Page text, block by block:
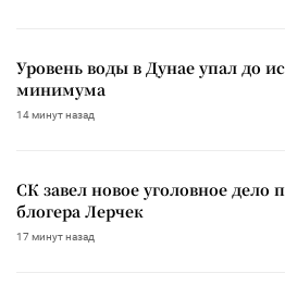
Уровень воды в Дунае упал до
минимума
14 минут назад
СК завел новое уголовное дело
блогера Лерчек
17 минут назад